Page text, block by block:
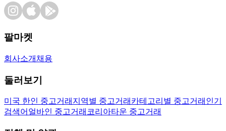
팔마켓
회사소개 채용
둘러보기
미국 한인 중고거래 지역별 중고거래 카테고리별 중고거래 인기
검색어 얼바인 중고거래 코리아타운 중고거래